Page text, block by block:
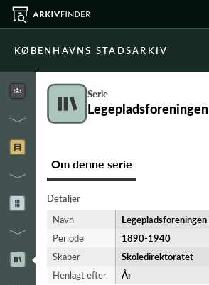
KØBENHAVNS STADSARKIV
Serie
Legepladsforeningen
Om denne serie
Detaljer
Navn
Legepladsforeningen
Periode
1890-​1940
Skaber
Skoledirektoratet
Henlagt efter
År